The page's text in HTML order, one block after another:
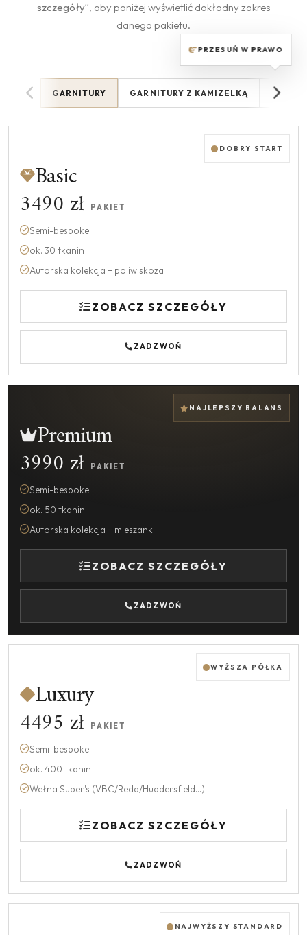
szczegóły”, aby poniżej wyświetlić dokładny zakres
danego pakietu.
GARNITURY GARNITURY Z KAMIZELKĄ
PRZESUŃ W PRAWO
DOBRY START
Basic
3490 zł PAKIET
Semi-bespoke
ok. 30 tkanin
Autorska kolekcja + poliwiskoza
ZOBACZ SZCZEGÓŁY
ZADZWOŃ
NAJLEPSZY BALANS
Premium
3990 zł PAKIET
Semi-bespoke
ok. 50 tkanin
Autorska kolekcja + mieszanki
ZOBACZ SZCZEGÓŁY
ZADZWOŃ
WYŻSZA PÓŁKA
Luxury
4495 zł PAKIET
Semi-bespoke
ok. 400 tkanin
Wełna Super’s (VBC/Reda/Huddersfield...)
ZOBACZ SZCZEGÓŁY
ZADZWOŃ
NAJWYŻSZY STANDARD